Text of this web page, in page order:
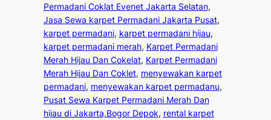
Permadani Coklat Evenet Jakarta Selatan
Jasa Sewa karpet Permadani Jakarta Pusat
karpet permadani, karpet permadani hijau
karpet permadani merah, Karpet Permadani
Merah Hijau Dan Cokelat, Karpet Permadani
Merah Hijau Dan Coklet, menyewakan karpet
permadani, menyewakan karpet permadanu
Pusat Sewa Karpet Permadani Merah Dan
hijau di Jakarta,Bogor Depok, rental karpet